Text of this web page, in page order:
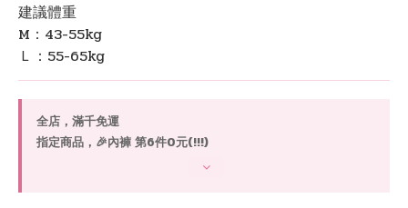
建議體重
M：43-55kg
Ｌ：55-65kg
全店，滿千免運
指定商品，🎉內褲 第6件0元(!!!)